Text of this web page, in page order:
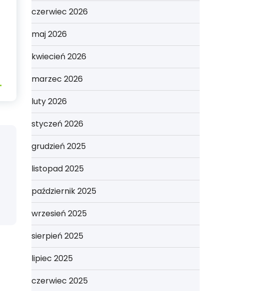
czerwiec 2026
maj 2026
kwiecień 2026
marzec 2026
luty 2026
styczeń 2026
grudzień 2025
listopad 2025
październik 2025
wrzesień 2025
sierpień 2025
lipiec 2025
czerwiec 2025